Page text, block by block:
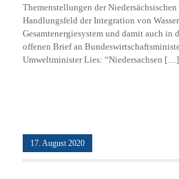
Themenstellungen der
Handlungsfeld der Integration von
Gesamtenergiesystem und damit auch in
offenen Brief an
Umweltminister Lies: “Niedersachsen […]
17. August 2020